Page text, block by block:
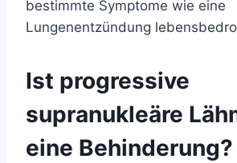
bestimmte Symptome wie eine
Lungenentzündung
Ist progressive
supranukleäre
eine Behinderung?